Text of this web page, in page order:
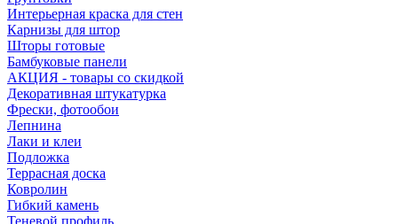
Интерьерная краска для стен
Карнизы для штор
Шторы готовые
Бамбуковые панели
АКЦИЯ - товары со скидкой
Декоративная штукатурка
Фрески, фотообои
Лепнина
Лаки и клеи
Подложка
Террасная доска
Ковролин
Гибкий камень
Теневой профиль